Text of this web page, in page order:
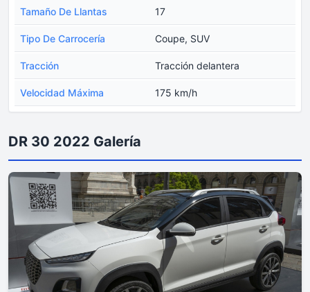
Tamaño De Llantas 17
Tipo De Carrocería Coupe, SUV
Tracción Tracción delantera
Velocidad Máxima 175 km/h
DR 30 2022 Galería